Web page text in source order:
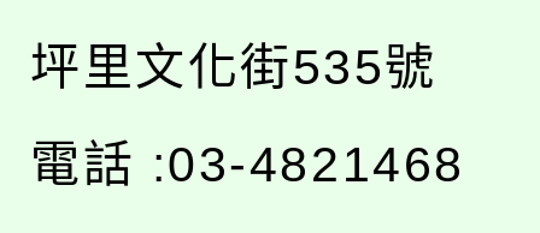
坪里文化街535號
電話 :03-4821468